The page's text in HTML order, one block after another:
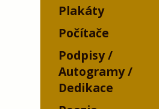
Plakáty
Počítače
Podpisy /
Autogramy /
Dedikace